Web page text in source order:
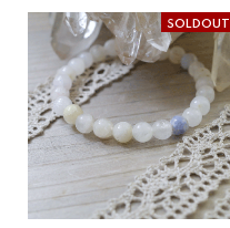
SOLDOUT